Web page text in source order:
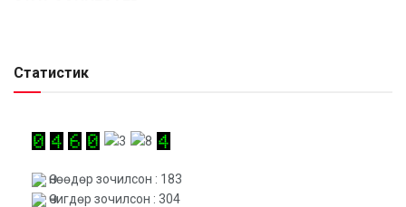
Статистик
Өнөөдөр зочилсон : 183
Өчигдөр зочилсон : 304